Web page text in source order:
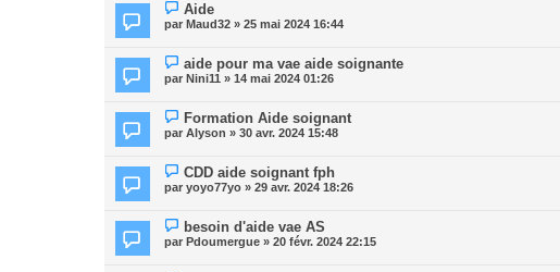
Aide
par Maud32 » 25 mai 2024 16:44
aide pour ma vae aide soignante
par Nini11 » 14 mai 2024 01:26
Formation Aide soignant
par Alyson » 30 avr. 2024 15:48
CDD aide soignant fph
par yoyo77yo » 29 avr. 2024 18:26
besoin d'aide vae AS
par Pdoumergue » 20 févr. 2024 22:15